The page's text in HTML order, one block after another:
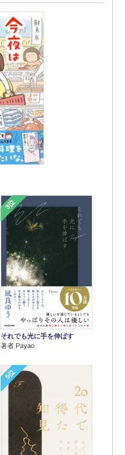
3位
それでも光に手を伸ばす
著者 Payao
5位